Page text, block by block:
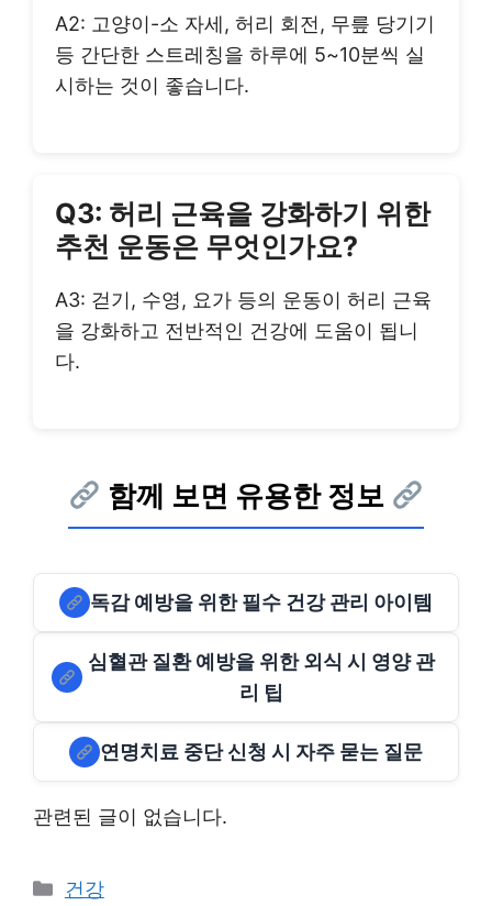
A2: 고양이-소 자세, 허리 회전, 무릎 당기기
등 간단한 스트레칭을 하루에 5~10분씩 실
시하는 것이 좋습니다.
Q3: 허리 근육을 강화하기 위한
추천 운동은 무엇인가요?
A3: 걷기, 수영, 요가 등의 운동이 허리 근육
을 강화하고 전반적인 건강에 도움이 됩니
다.
함께 보면 유용한 정보
독감 예방을 위한 필수 건강 관리 아이템
심혈관 질환 예방을 위한 외식 시 영양 관
리 팁
연명치료 중단 신청 시 자주 묻는 질문
관련된 글이 없습니다.
Categories
건강